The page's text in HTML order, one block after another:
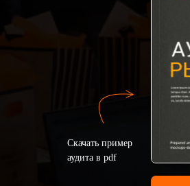
Скачать пример
аудита в pdf